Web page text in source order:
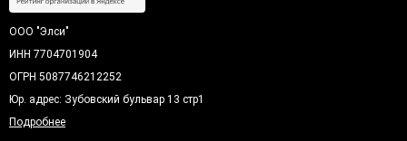
ООО "Элси"
ИНН 7704701904
ОГРН 5087746212252
Юр. адрес: Зубовский бульвар 13 стр1
Подробнее